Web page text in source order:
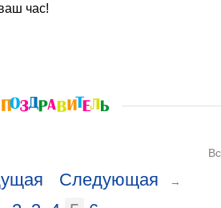
час!
Следующая →